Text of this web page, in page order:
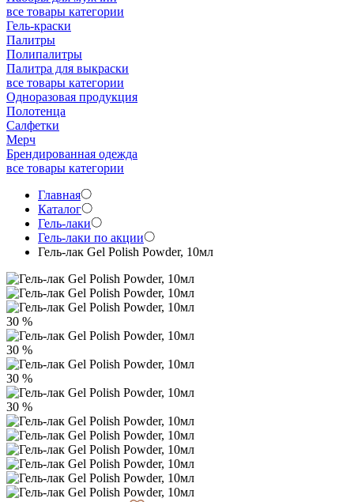
все товары категории
Гель-краски
Палитры
Полипалитры
Палитра для выкраски
все товары категории
Одноразовая продукция
Полотенца
Салфетки
Мерч
Брендированная одежда
все товары категории
Главная
Каталог
Гель-лаки
Гель-лаки по акции
Гель-лак Gel Polish Powder, 10мл
30 %
30 %
30 %
30 %